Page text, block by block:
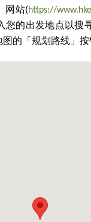
网站(https://
您的出发地点以搜
的「规划路线」按